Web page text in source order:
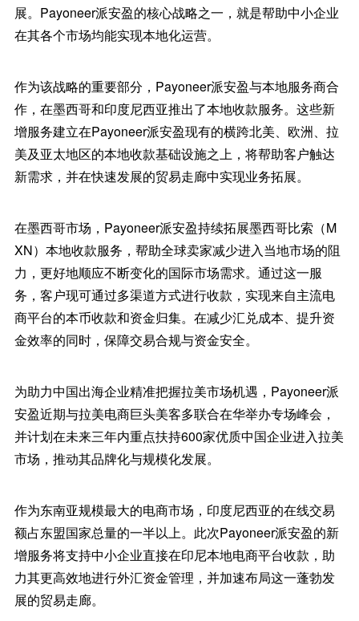
展。Payoneer派安盈的核心战略之一，就是帮助中小企业
在其各个市场均能实现本地化运营。
作为该战略的重要部分，Payoneer派安盈与本地服务商合
作，在墨西哥和印度尼西亚推出了本地收款服务。这些新
增服务建立在Payoneer派安盈现有的横跨北美、欧洲、拉
美及亚太地区的本地收款基础设施之上，将帮助客户触达
新需求，并在快速发展的贸易走廊中实现业务拓展。
在墨西哥市场，Payoneer派安盈持续拓展墨西哥比索（M
XN）本地收款服务，帮助全球卖家减少进入当地市场的阻
力，更好地顺应不断变化的国际市场需求。通过这一服
务，客户现可通过多渠道方式进行收款，实现来自主流电
商平台的本币收款和资金归集。在减少汇兑成本、提升资
金效率的同时，保障交易合规与资金安全。
为助力中国出海企业精准把握拉美市场机遇，Payoneer派
安盈近期与拉美电商巨头美客多联合在华举办专场峰会，
并计划在未来三年内重点扶持600家优质中国企业进入拉美
市场，推动其品牌化与规模化发展。
作为东南亚规模最大的电商市场，印度尼西亚的在线交易
额占东盟国家总量的一半以上。此次Payoneer派安盈的新
增服务将支持中小企业直接在印尼本地电商平台收款，助
力其更高效地进行外汇资金管理，并加速布局这一蓬勃发
展的贸易走廊。